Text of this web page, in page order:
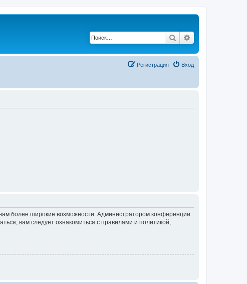
Поиск
Вход
Регистрация
более широкие возможности. Администратором конференции
вам следует ознакомиться с правилами и политикой,